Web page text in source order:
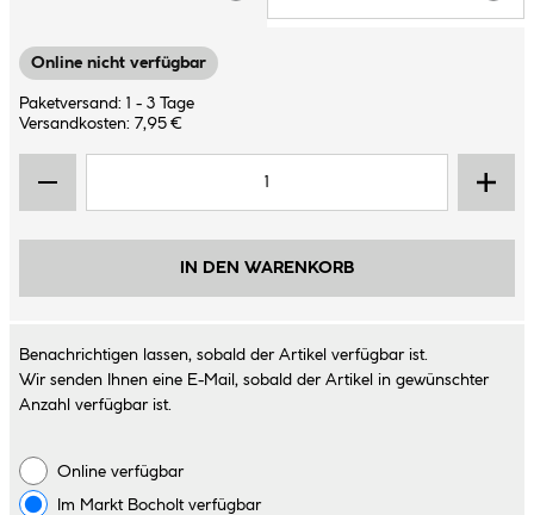
Online nicht verfügbar
Paketversand: 1 - 3 Tage
Versandkosten: 7,95 €
IN DEN WARENKORB
Benachrichtigen lassen, sobald der Artikel verfügbar ist.
Wir senden Ihnen eine E-Mail, sobald der Artikel in gewünschter
Anzahl verfügbar ist.
Online verfügbar
Im Markt Bocholtverfügbar